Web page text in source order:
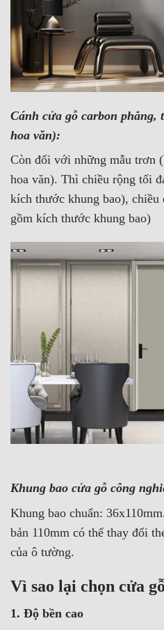
Cánh cửa gỗ carbon phẳng,
hoa văn):
Còn đối với những mẫu trơn
hoa văn). Thì chiều rộng tối
kích thước khung bao), chiều
gồm kích thước khung bao)
Khung bao cửa gỗ công
Khung bao chuẩn:
bản 110mm có thể thay đổi
của ô tường.
Vì sao lại chọn cửa
1. Độ bền cao